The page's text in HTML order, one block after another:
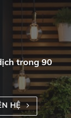
trong 90
HỆ